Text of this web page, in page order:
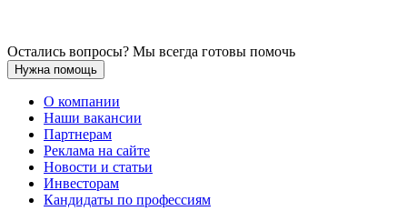
Остались вопросы? Мы всегда готовы помочь
Нужна помощь
О компании
Наши вакансии
Партнерам
Реклама на сайте
Новости и статьи
Инвесторам
Кандидаты по профессиям